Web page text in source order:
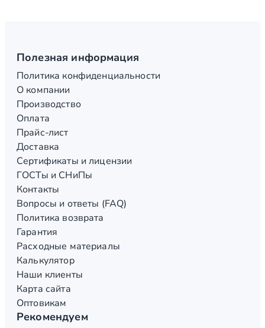
Полезная информация
Политика конфиденциальности
О компании
Производство
Оплата
Прайс-лист
Доставка
Сертификаты и лицензии
ГОСТы и СНиПы
Контакты
Вопросы и ответы (FAQ)
Политика возврата
Гарантия
Расходные материалы
Калькулятор
Наши клиенты
Карта сайта
Оптовикам
Рекомендуем